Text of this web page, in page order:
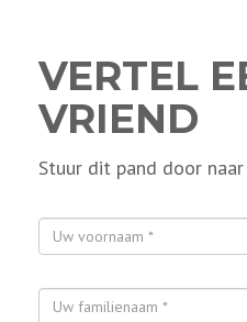
VERTEL
VRIEND
Stuur dit pand door